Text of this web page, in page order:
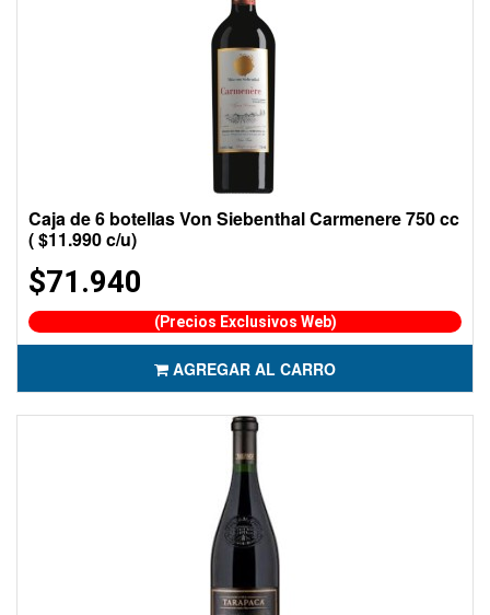
Caja de 6 botellas Von Siebenthal Carmenere 750 cc
( $11.990 c/u)
$71.940
(Precios Exclusivos Web)
AGREGAR AL CARRO